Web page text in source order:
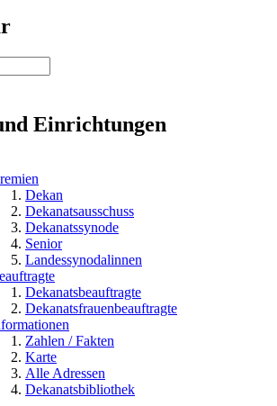
Einrichtungen
Dekan
Dekanatsausschuss
Dekanatssynode
Senior
Landessynodalinnen
Dekanatsbeauftragte
Dekanatsfrauenbeauftragte
Zahlen / Fakten
Karte
Alle Adressen
Dekanatsbibliothek